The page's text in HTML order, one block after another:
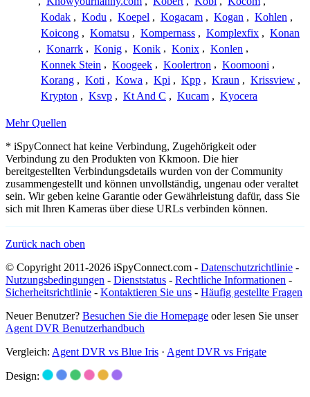
Kodak , Kodu , Koepel , Kogacam , Kogan , Kohlen ,
Koicong , Komatsu , Kompernass , Komplexfix , Konan
, Konarrk , Konig , Konik , Konix , Konlen ,
Konnek Stein , Koogeek , Koolertron , Koomooni ,
Korang , Koti , Kowa , Kpi , Kpp , Kraun , Krissview ,
Krypton , Ksvp , Kt And C , Kucam , Kyocera
Mehr Quellen
* iSpyConnect hat keine Verbindung, Zugehörigkeit oder
Verbindung zu den Produkten von Kkmoon. Die hier
bereitgestellten Verbindungsdetails wurden von der Community
zusammengestellt und können unvollständig, ungenau oder veraltet
sein. Wir geben keine Garantie oder Gewährleistung dafür, dass Sie
sich mit Ihren Kameras über diese URLs verbinden können.
Zurück nach oben
© Copyright 2011-2026 iSpyConnect.com - Datenschutzrichtlinie -
Nutzungsbedingungen - Dienststatus - Rechtliche Informationen -
Sicherheitsrichtlinie - Kontaktieren Sie uns - Häufig gestellte Fragen
Neuer Benutzer? Besuchen Sie die Homepage oder lesen Sie unser
Agent DVR Benutzerhandbuch
Vergleich: Agent DVR vs Blue Iris · Agent DVR vs Frigate
Design: